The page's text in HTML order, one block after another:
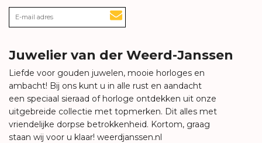
Juwelier van der Weerd-Janssen
Liefde voor gouden juwelen, mooie horloges en
ambacht! Bij ons kunt u in alle rust en aandacht
een speciaal sieraad of horloge ontdekken uit onze
uitgebreide collectie met topmerken. Dit alles met
vriendelijke dorpse betrokkenheid. Kortom, graag
staan wij voor u klaar! weerdjanssen.nl